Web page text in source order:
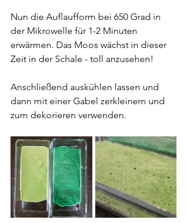
Nun die Auflaufform bei 650 Grad in
der Mikrowelle für 1-2 Minuten
erwärmen. Das Moos wächst in dieser
Zeit in der Schale - toll anzusehen!
Anschließend auskühlen lassen und
dann mit einer Gabel zerkleinern und
zum dekorieren verwenden.